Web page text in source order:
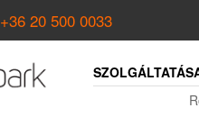
+36 20 500 0033